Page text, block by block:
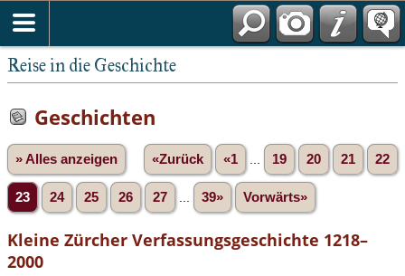
Reise in die Geschichte
Geschichten
» Alles anzeigen «Zurück «1 19 20 21 22
23 24 25 26 27 39» Vorwärts»
Kleine Zürcher Verfassungsgeschichte 1218–
2000